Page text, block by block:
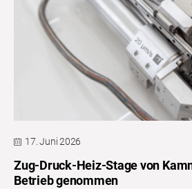
17. Juni 2026
Zug-Druck-Heiz-Stage von
Betrieb genommen